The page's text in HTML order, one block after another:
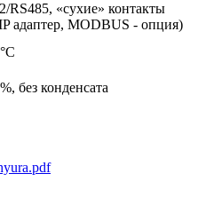
RS485, «сухие» контакты
адаптер, MODBUS - опция)
без конденсата